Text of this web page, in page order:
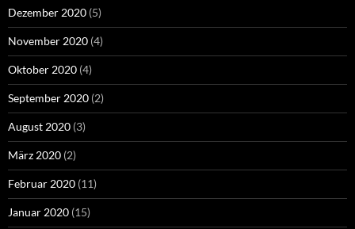
Dezember 2020 (5)
November 2020 (4)
Oktober 2020 (4)
September 2020 (2)
August 2020 (3)
März 2020 (2)
Februar 2020 (11)
Januar 2020 (15)